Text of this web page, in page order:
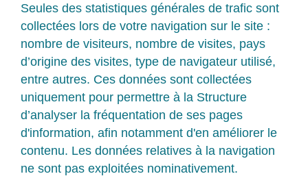
Seules des statistiques générales de trafic sont
collectées lors de votre navigation sur le site :
nombre de visiteurs, nombre de visites, pays
d’origine des visites, type de navigateur utilisé,
entre autres. Ces données sont collectées
uniquement pour permettre à la Structure
d’analyser la fréquentation de ses pages
d'information, afin notamment d'en améliorer le
contenu. Les données relatives à la navigation
ne sont pas exploitées nominativement.